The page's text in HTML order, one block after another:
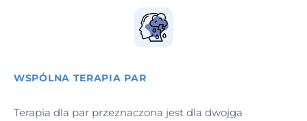
WSPÓLNA TERAPIA PAR
Terapia dla par przeznaczona jest dla dwojga